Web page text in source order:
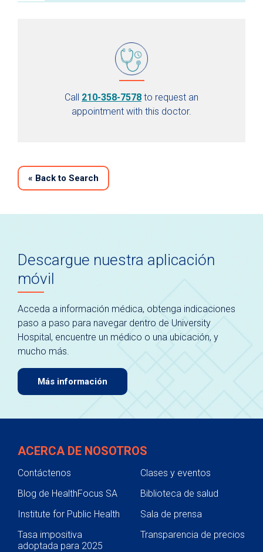
Call 210-358-7578 to request an
appointment with this doctor.
« Back to Search
Descargue nuestra aplicación
móvil
Acceda a información médica, obtenga indicaciones
paso a paso para navegar dentro de University
Hospital, encuentre un médico o una ubicación, y
mucho más.
Más información
ACERCA DE NOSOTROS
Contáctenos
Clases y eventos
Blog de HealthFocus SA
Biblioteca de salud
Institute for Public Health
Sala de prensa
Tasa impositiva
adoptada para 2025
Transparencia de precios